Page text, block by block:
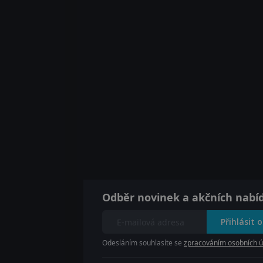
Odběr novinek a akčních
Přihlásit
Odesláním souhlasíte se zpracováním osobních